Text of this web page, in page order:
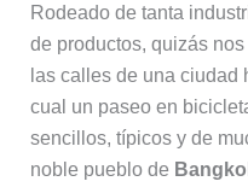
Rodeado de tanta
de productos, quizás
las calles de una ciudad
cual un paseo en
sencillos, típicos y de
noble pueblo de